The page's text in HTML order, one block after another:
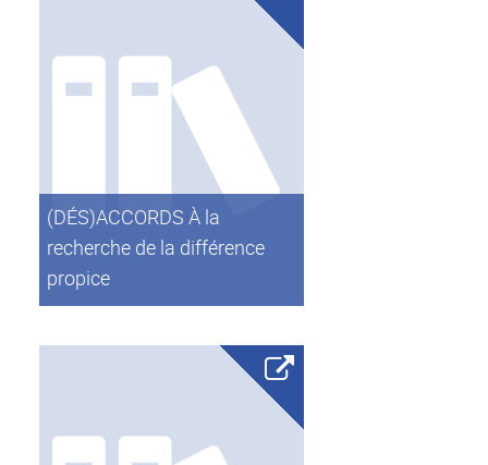
(DÉS)ACCORDS À la
recherche de la différence
propice